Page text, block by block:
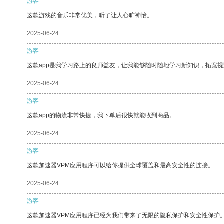
这款游戏的音乐非常优美，听了让人心旷神怡。
2025-06-24
游客
这款app是我学习路上的良师益友，让我能够随时随地学习新知识，拓宽
2025-06-24
游客
这款app的物流非常快捷，我下单后很快就能收到商品。
2025-06-24
游客
这款加速器VPM应用程序可以给你提供全球覆盖和最高安全性的连接。
2025-06-24
游客
这款加速器VPM应用程序已经为我们带来了无限的隐私保护和安全性保护